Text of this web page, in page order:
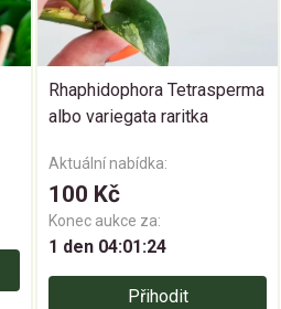
Rhaphidophora Tetrasperma
albo variegata raritka
Aktuální nabídka:
100 Kč
Konec aukce za:
1 den 04:01:24
Přihodit